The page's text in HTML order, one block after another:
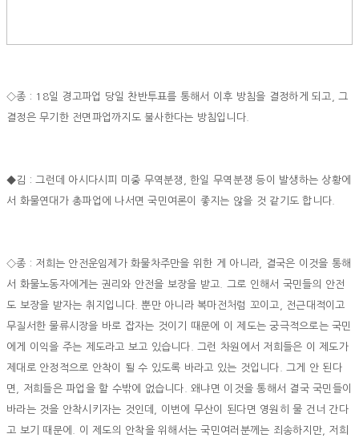
◇종 : 18일 경고파업 당일 찬반투표를 통해서 이후 방침을 결정하게 되고, 그
결정은 무기한 전면파업까지도 불사한다는 방침입니다.
◆김 : 그런데 아시다시피 미중 무역분쟁, 한일 무역분쟁 등이 발생하는 상황에
서 화물연대가 총파업에 나서면 국민여론이 좋지는 않을 것 같기도 합니다.
◇종 : 저희는 안전운임제가 화물차주만을 위한 게 아니라, 결국은 이것을 통해
서 화물노동자에게는 권리와 안전을 보장을 받고. 그로 인해서 국민들의 안전
도 보장을 받자는 취지입니다. 뿐만 아니라 복마전처럼 꼬이고, 전근대적이고
무질서한 물류시장을 바로 잡자는 것이기 때문에 이 제도는 궁극적으로는 국민
에게 이익을 주는 제도라고 보고 있습니다. 그런 차원에서 저희들은 이 제도가
제대로 안정적으로 안착이 될 수 있도록 바라고 있는 것입니다. 그게 안 된다
면, 저희들은 파업을 할 수밖에 없습니다. 왜냐면 이것을 통해서 결국 국민들이
바라는 것을 안착시키자는 것인데, 이번에 무산이 된다면 영원히 물 건너 간다
고 보기 때문에. 이 제도의 안착을 위해서는 국민여러분께는 죄송하지만, 저희